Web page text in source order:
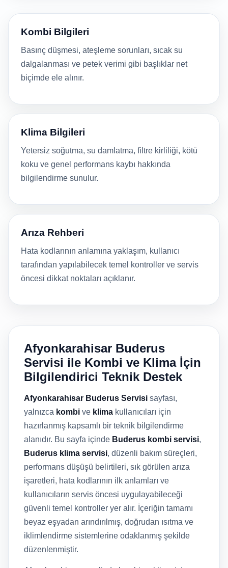
Kombi Bilgileri
Basınç düşmesi, ateşleme sorunları, sıcak su
dalgalanması ve petek verimi gibi başlıklar net
biçimde ele alınır.
Klima Bilgileri
Yetersiz soğutma, su damlatma, filtre kirliliği, kötü
koku ve genel performans kaybı hakkında
bilgilendirme sunulur.
Arıza Rehberi
Hata kodlarının anlamına yaklaşım, kullanıcı
tarafından yapılabilecek temel kontroller ve servis
öncesi dikkat noktaları açıklanır.
Afyonkarahisar Buderus
Servisi ile Kombi ve Klima İçin
Bilgilendirici Teknik Destek
Afyonkarahisar Buderus Servisi sayfası,
yalnızca kombi ve klima kullanıcıları için
hazırlanmış kapsamlı bir teknik bilgilendirme
alanıdır. Bu sayfa içinde Buderus kombi servisi,
Buderus klima servisi, düzenli bakım süreçleri,
performans düşüşü belirtileri, sık görülen arıza
işaretleri, hata kodlarının ilk anlamları ve
kullanıcıların servis öncesi uygulayabileceği
güvenli temel kontroller yer alır. İçeriğin tamamı
beyaz eşyadan arındırılmış, doğrudan ısıtma ve
iklimlendirme sistemlerine odaklanmış şekilde
düzenlenmiştir.